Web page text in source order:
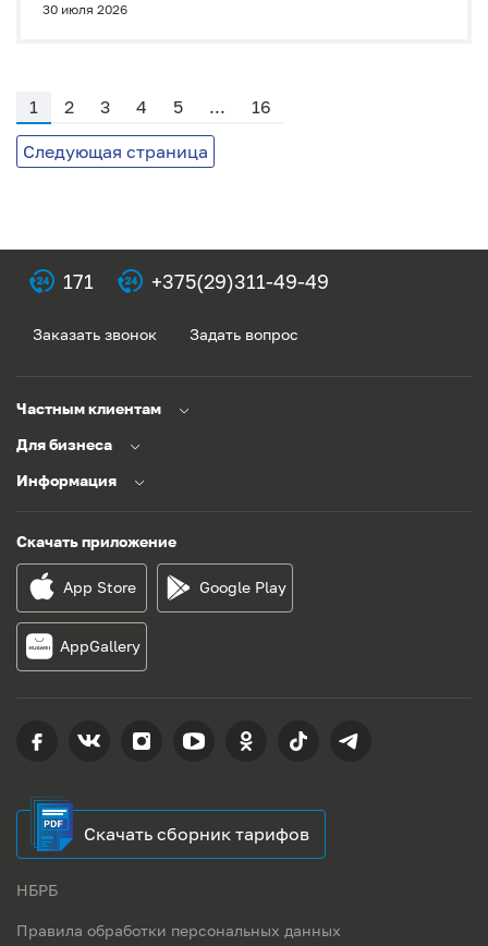
30 июля 2026
1 2 3 4 5 ... 16
Следующая страница
171 +375(29)311-49-49
Заказать звонок Задать вопрос
Частным клиентам
Для бизнеса
Информация
Скачать приложение
App Store Google Play
AppGallery
Скачать сборник тарифов
НБРБ
Правила обработки персональных данных